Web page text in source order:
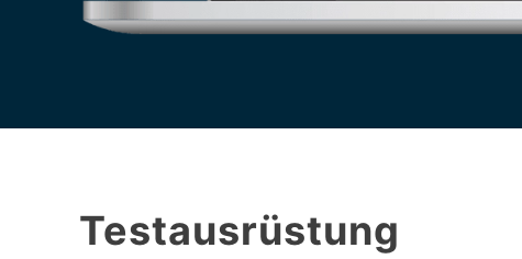
Testausrüstung